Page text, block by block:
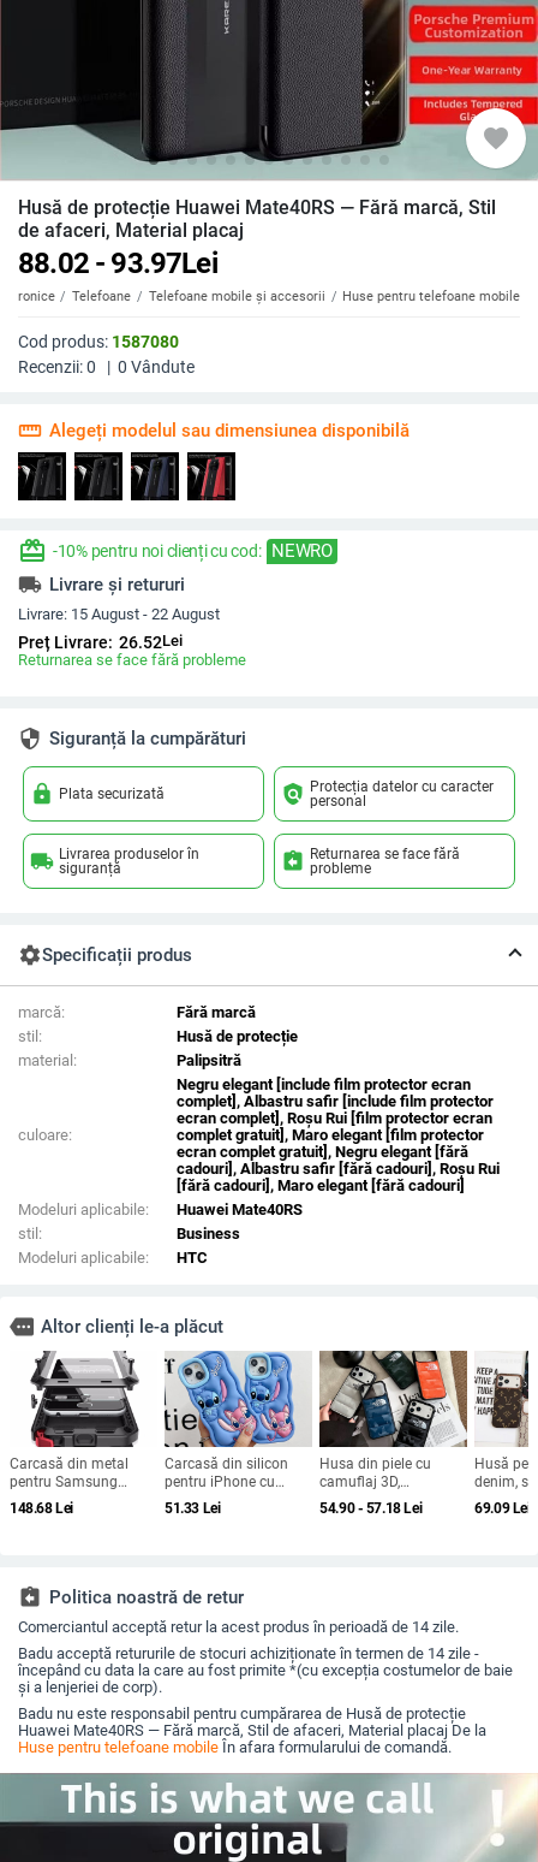
favorite
Husă de protecție Huawei Mate40RS — Fără marcă, Stil
de afaceri, Material placaj
88.02 - 93.97Lei
Telefoane Telefoane mobile și accesorii Huse pentru telefoane mobile
Cod produs: 1587080
Recenzii:0 | 0 Vândute
straighten Alegeți modelul sau dimensiunea disponibilă
redeem -10% pentru noi clienți cu cod: NEWRO
local_shipping Livrare și retururi
Livrare: 15 August - 22 August
Preț Livrare: 26.52Lei
Returnarea se face fără probleme
security Siguranță la cumpărături
lock Plata securizată policy Protecția datelor cu caracter
personal
local_shipping Livrarea produselor în
siguranță
assignment_return Returnarea se face fără
probleme
settingsSpecificații produs
marcă:
Fără marcă
stil:
Husă de protecție
material:
Palipsitră
culoare:
Negru elegant [include film protector ecran
complet], Albastru safir [include film protector
ecran complet], Roșu Rui [film protector ecran
complet gratuit], Maro elegant [film protector
ecran complet gratuit], Negru elegant [fără
cadouri], Albastru safir [fără cadouri], Roșu Rui
[fără cadouri], Maro elegant [fără cadouri]
Modeluri aplicabile:
Huawei Mate40RS
stil:
Business
Modeluri aplicabile:
HTC
more Altor clienți le-a plăcut
Carcasă din metal
pentru Samsung
Galaxy S24/S23/S25
Ultra, spate, prelucrată,
148.68Lei
Carcasă din silicon
pentru iPhone cu
design cartoon –
protecție anti-cădere,
(Pro/Max)
51.33 Lei
Husa din piele cu
camuflaj 3D,
căptușeală din
bumbac, stil jachetă
54.90 - 57.18Lei
Husă
denim,
pentru
Max și
69.09Lei
assignment_return Politica noastră de retur
Comerciantul acceptă retur la acest produs în perioadă de 14 zile.
Badu acceptă retururile de stocuri achiziționate în termen de 14 zile -
începând cu data la care au fost primite *(cu excepția costumelor de baie
și a lenjeriei de corp).
Badu nu este responsabil pentru cumpărarea de Husă de protecție
Huawei Mate40RS — Fără marcă, Stil de afaceri, Material placaj De la
Huse pentru telefoane mobile În afara formularului de comandă.